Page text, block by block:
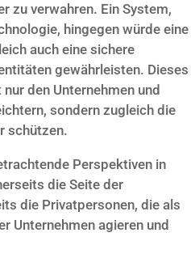
zu verwahren. Ein System,
hingegen würde eine
auch eine sichere
gewährleisten. Dieses
den Unternehmen und
sondern zugleich die
schützen.
Perspektiven in
die Seite der
die Privatpersonen, die als
Unternehmen agieren und